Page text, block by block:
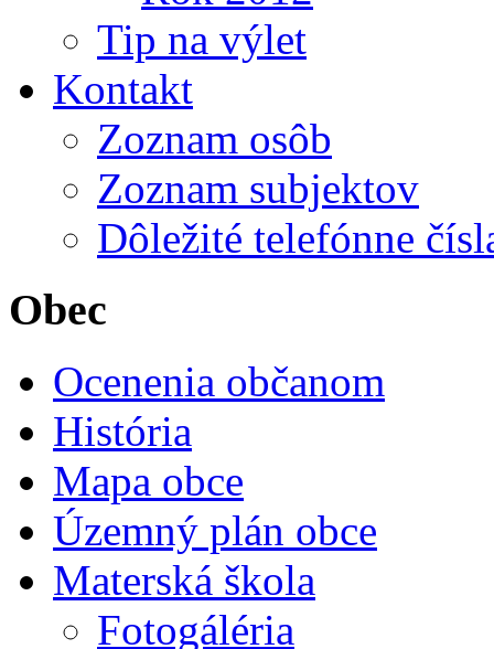
Tip na výlet
Kontakt
Zoznam osôb
Zoznam subjektov
Dôležité telefónne
Obec
Ocenenia občanom
História
Mapa obce
Územný plán obce
Materská škola
Fotogáléria